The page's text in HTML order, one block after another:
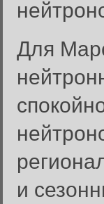
Для
и